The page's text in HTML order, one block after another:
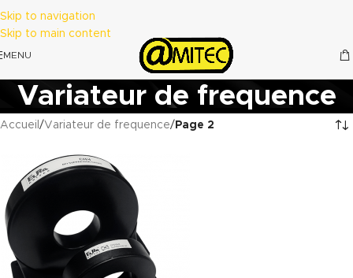
Skip to navigation
Skip to main content
MENU
Variateur de frequence
Accueil /Variateur de frequence/ Page 2